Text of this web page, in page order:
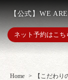
【公式】WE
ネット予約はこち
Home
【こだわ